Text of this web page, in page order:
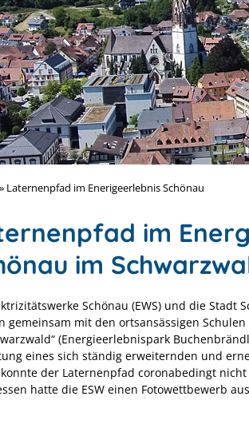
» Laternenpfad im Enerigeerlebnis Schönau
im
im
Schönau (EWS) und die Stadt
gemeinsam mit den ortsansässigen
(Energieerlebnispark
eines sich ständig erweiternden und
der Laternenpfad coronabedingt
hatte die ESW einen Fotowettbewerb